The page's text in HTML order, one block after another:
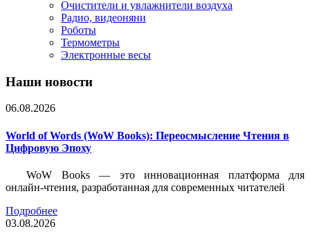
Очистители и увлажнители воздуха
Радио, видеоняни
Роботы
Термометры
Электронные весы
Наши новости
06.08.2026
World of Words (WoW Books): Переосмысление Чтения в
Цифровую Эпоху
WoW Books — это инновационная платформа для
онлайн-чтения, разработанная для современных читателей
Подробнее
03.08.2026